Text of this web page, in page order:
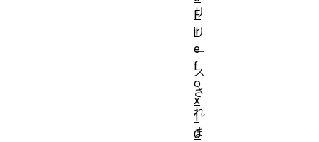
リ
リ
ー
ス
さ
れ
ま
F
ir
e
f
o
x
1
0